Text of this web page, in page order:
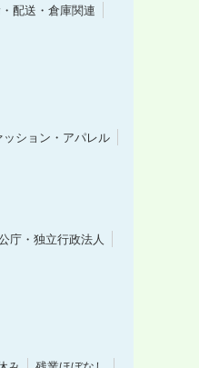
配送・倉庫関連
ッション・アパレル
庁・独立行政法人